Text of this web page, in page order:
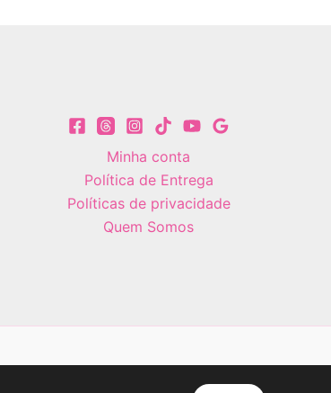
Minha conta
Política de Entrega
Políticas de privacidade
Quem Somos